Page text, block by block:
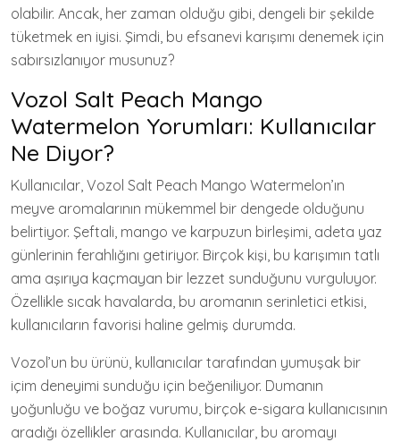
olabilir. Ancak, her zaman olduğu gibi, dengeli bir şekilde
tüketmek en iyisi. Şimdi, bu efsanevi karışımı denemek için
sabırsızlanıyor musunuz?
Vozol Salt Peach Mango
Watermelon Yorumları: Kullanıcılar
Ne Diyor?
Kullanıcılar, Vozol Salt Peach Mango Watermelon’ın
meyve aromalarının mükemmel bir dengede olduğunu
belirtiyor. Şeftali, mango ve karpuzun birleşimi, adeta yaz
günlerinin ferahlığını getiriyor. Birçok kişi, bu karışımın tatlı
ama aşırıya kaçmayan bir lezzet sunduğunu vurguluyor.
Özellikle sıcak havalarda, bu aromanın serinletici etkisi,
kullanıcıların favorisi haline gelmiş durumda.
Vozol’un bu ürünü, kullanıcılar tarafından yumuşak bir
içim deneyimi sunduğu için beğeniliyor. Dumanın
yoğunluğu ve boğaz vurumu, birçok e-sigara kullanıcısının
aradığı özellikler arasında. Kullanıcılar, bu aromayı